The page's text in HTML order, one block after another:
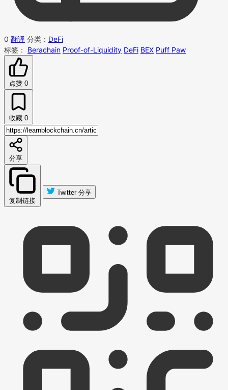
0 翻译 分类： DeFi
标签：
Berachain Proof-of-Liquidity DeFi BEX Puff Paw
点赞 0
收藏 0
分享
复制链接
Twitter 分享